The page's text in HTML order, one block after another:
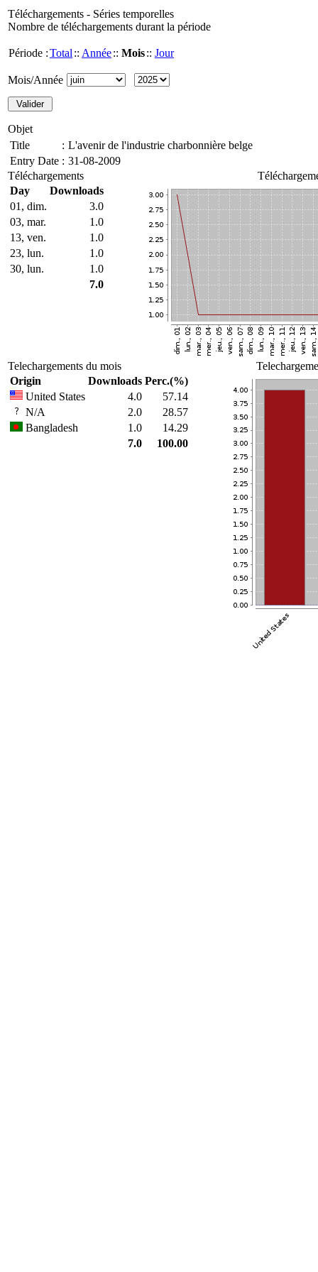
Téléchargements - Séries temporelles
Nombre de téléchargements durant la période
Période :Total :: Année:: Mois:: Jour
Mois/Année
Objet
Title
: L'avenir de l'industrie charbonnière belge
Entry Date : 31-08-2009
Téléchargements
Day
Downloads
01, dim.
3.0
03, mar.
1.0
13, ven.
1.0
23, lun.
1.0
30, lun.
1.0
7.0
Telechargements du mois
Origin
Downloads Perc.(%)
United States
4.0
57.14
N/A
2.0
28.57
Bangladesh
1.0
14.29
7.0
100.00